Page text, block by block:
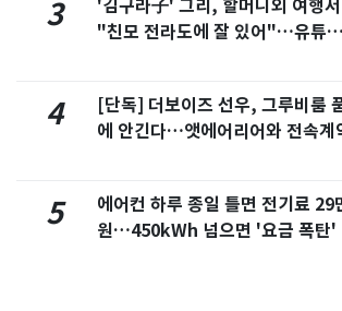
3
'김구라子' 그리, 할머니외 여행서
"친모 전라도에 잘 있어"…유튜브
4
[단독] 더보이즈 선우, 그루비룸
에 안긴다…앳에어리어와 전속계
5
에어컨 하루 종일 틀면 전기료 29
원…450kWh 넘으면 '요금 폭탄'